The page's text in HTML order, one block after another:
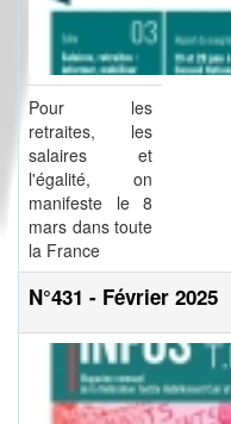
Pour les
retraites, les
salaires et
l'égalité, on
manifeste le 8
mars dans toute
la France
N°431 - Février 2025